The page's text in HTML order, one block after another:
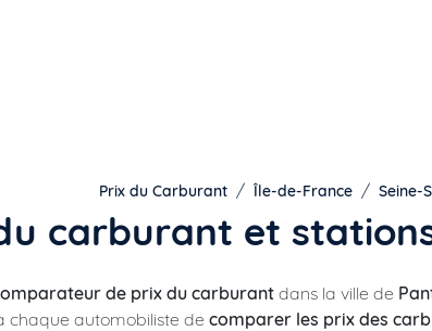
Prix du Carburant Île-de-France Seine-
carburant et
de prix du carburant dans la ville de
chaque automobiliste de comparer les prix des